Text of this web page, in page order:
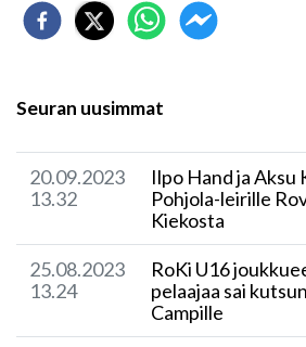
Seuran uusimmat
20.09.2023
13.32
Ilpo Hand ja Aksu
Pohjola-leirille
Kiekosta
25.08.2023
13.24
RoKi U16
pelaajaa sai
Campille